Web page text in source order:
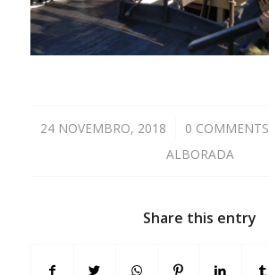
24 NOVEMBRO, 2018
/ 0 COMMENTS
/
ALBORADA
Share this entry